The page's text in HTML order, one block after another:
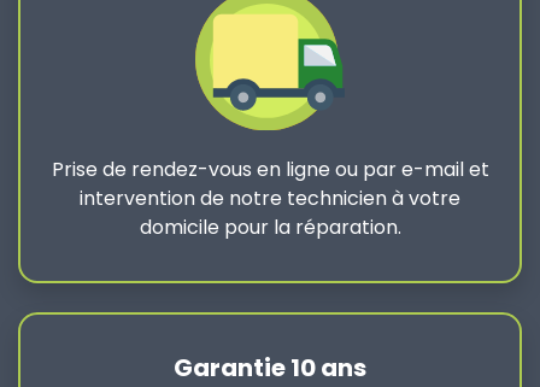
Prise de rendez-vous en ligne ou par e-mail et
intervention de notre technicien à votre
domicile pour la réparation.
Garantie 10 ans